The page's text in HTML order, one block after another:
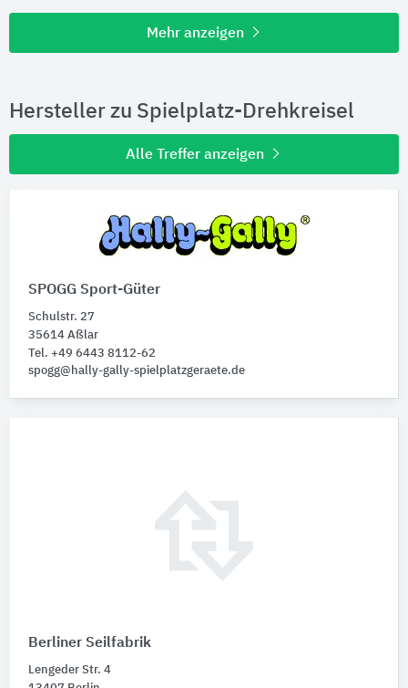
Mehr anzeigen
Hersteller zu Spielplatz-Drehkreisel
Alle Treffer anzeigen
SPOGG Sport-Güter
Schulstr. 27
35614 Aßlar
Tel. +49 6443 8112-62
spogg@hally-gally-spielplatzgeraete.de
Berliner Seilfabrik
Lengeder Str. 4